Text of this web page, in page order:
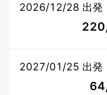
2026/12/28 出発
2027/01/25 出発